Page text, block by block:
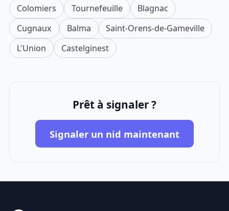
Colomiers Tournefeuille
Blagnac
Cugnaux
Balma
Saint-Orens-de-Gameville
L'Union
Castelginest
Prêt à signaler ?
Signaler un nid maintenant